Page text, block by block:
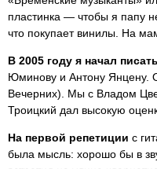
пластинка — чтобы я папу
что покупает винилы. На
В 2005 году я начал писать
Юминову и Антону Янцену.
Вечерних). Мы с Владом
Троицкий дал высокую
На первой репетиции с
была мысль: хорошо бы в